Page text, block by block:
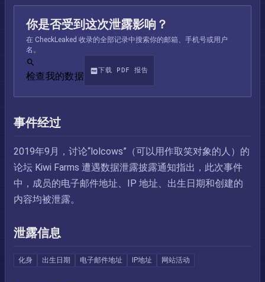
你是否受到这次泄露影响？
在 CheckLeaked 收录的全部记录中搜索你的邮箱、手机号或用户
名。
检查我的数据
下载 PDF 报告
事件经过
2019年9月，讨论“lolcows”（可以用作取笑对象的人）的
论坛 Kiwi Farms 遭遇数据泄露披露通知指出，此次事件
中，成员的电子邮件地址、IP 地址、出生日期和创建的
内容均被泄露。
泄露信息
化身 出生日期 电子邮件地址 IP地址 网站活动